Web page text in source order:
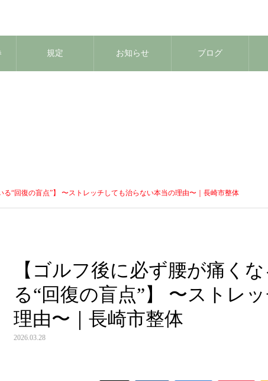
規定 お知らせ ブログ
“回復の盲点”】 〜ストレッチしても治らない本当の理由〜｜長崎市整体
【ゴルフ後に必ず腰が痛く
る“回復の盲点”】 〜ストレ
理由〜｜長崎市整体
2026.03.28